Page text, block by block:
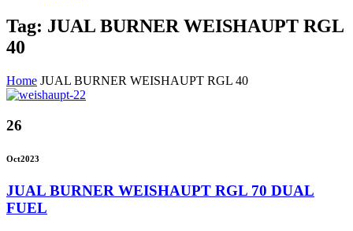
Tag: JUAL BURNER WEISHAUPT RGL
40
Home JUAL BURNER WEISHAUPT RGL 40
26
Oct2023
JUAL BURNER WEISHAUPT RGL 70 DUAL
FUEL